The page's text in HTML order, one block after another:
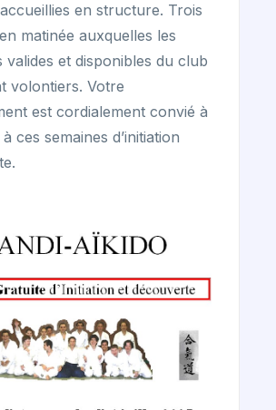
en structure. Trois
matinée auxquelles les
valides et disponibles du club
volontiers. Votre
est cordialement convié à
ces semaines d’initiation